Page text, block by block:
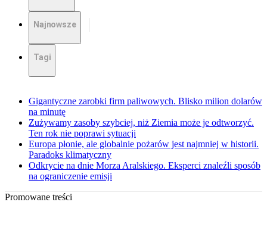
Najnowsze
Tagi
Gigantyczne zarobki firm paliwowych. Blisko milion dolarów
na minutę
Zużywamy zasoby szybciej, niż Ziemia może je odtworzyć.
Ten rok nie poprawi sytuacji
Europa płonie, ale globalnie pożarów jest najmniej w historii.
Paradoks klimatyczny
Odkrycie na dnie Morza Aralskiego. Eksperci znaleźli sposób
na ograniczenie emisji
Promowane treści